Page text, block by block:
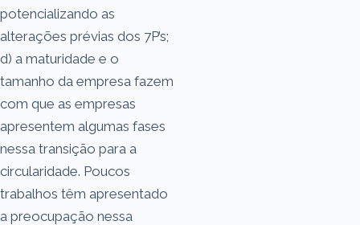
potencializando as
alterações prévias dos 7P’s;
d) a maturidade e o
tamanho da empresa fazem
com que as empresas
apresentem algumas fases
nessa transição para a
circularidade. Poucos
trabalhos têm apresentado
a preocupação nessa